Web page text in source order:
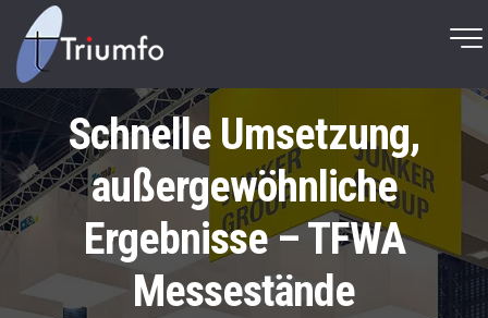
Schnelle Umsetzung,
außergewöhnliche
Ergebnisse – TFWA
Messestände